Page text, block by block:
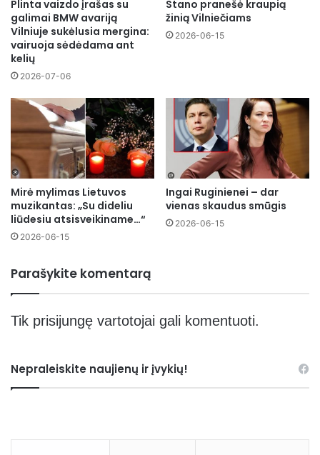
Plinta vaizdo įrašas su
galimai BMW avariją
Vilniuje sukėlusia mergina:
vairuoja sėdėdama ant
kelių
2026-07-06
Stano pranešė kraupią
žinią Vilniečiams
2026-06-15
Mirė mylimas Lietuvos
muzikantas: „Su dideliu
liūdesiu atsisveikiname…“
2026-06-15
Ingai Ruginienei – dar
vienas skaudus smūgis
2026-06-15
Parašykite komentarą
Tik prisijungę vartotojai gali komentuoti.
Nepraleiskite naujienų ir įvykių!